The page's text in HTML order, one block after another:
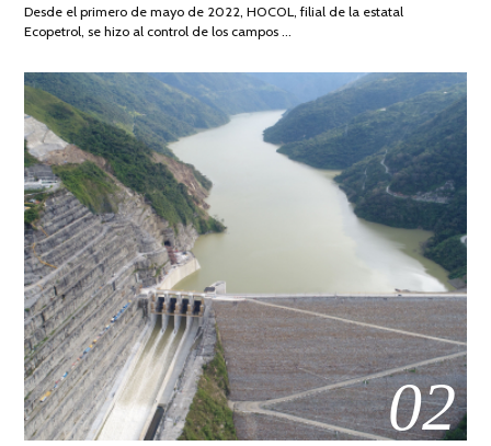
2026
Desde el primero de mayo de 2022, HOCOL, filial de la estatal
Ecopetrol, se hizo al control de los campos …
02